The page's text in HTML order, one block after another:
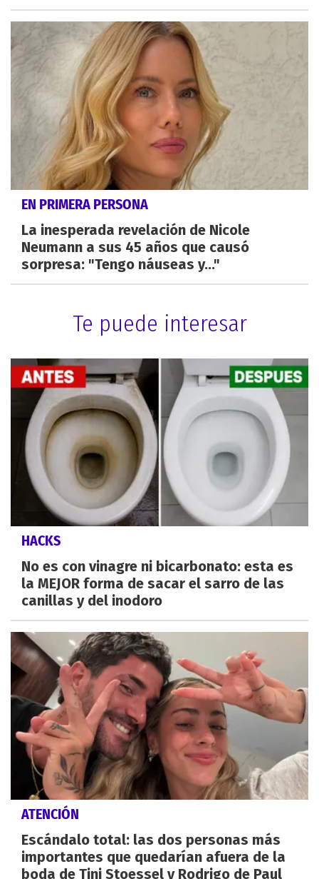
EN PRIMERA PERSONA
La inesperada revelación de Nicole
Neumann a sus 45 años que causó
sorpresa: "Tengo náuseas y..."
Te puede interesar
HACKS
No es con vinagre ni bicarbonato: esta es
la MEJOR forma de sacar el sarro de las
canillas y del inodoro
ATENCIÓN
Escándalo total: las dos personas más
importantes que quedarían afuera de la
boda de Tini Stoessel y Rodrigo de Paul